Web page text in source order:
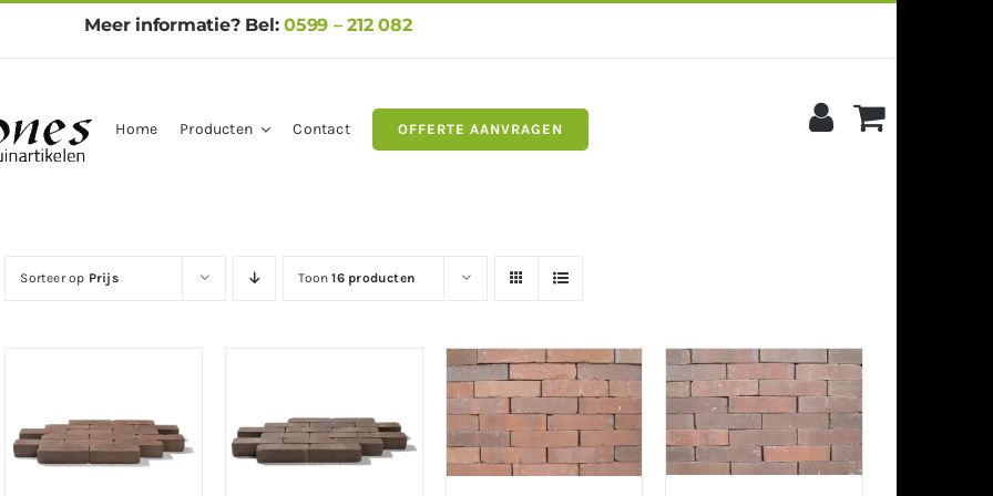
Meer informatie? Bel:0599 – 212 082
Home Producten Contact OFFERTE AANVRAGEN
Sorteer op Prijs Toon16 producten